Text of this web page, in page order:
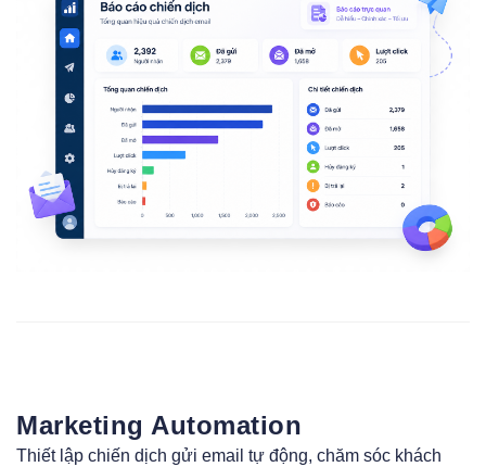
Marketing Automation
Thiết lập chiến dịch gửi email tự động, chăm sóc khách